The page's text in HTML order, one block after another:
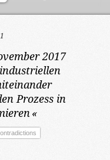
2017
Prozess in
«